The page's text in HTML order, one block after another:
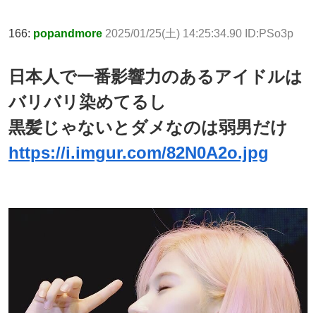
166: popandmore 2025/01/25(土) 14:25:34.90 ID:PSo3p
日本人で一番影響力のあるアイドルは
バリバリ染めてるし
黒髪じゃないとダメなのは弱男だけ
https://i.imgur.com/82N0A2o.jpg